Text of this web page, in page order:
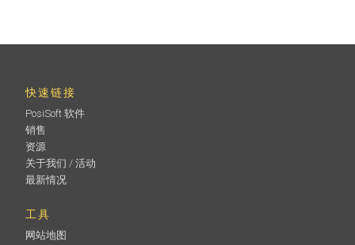
快速链接
PosiSoft 软件
销售
资源
关于我们 / 活动
最新情况
工具
网站地图